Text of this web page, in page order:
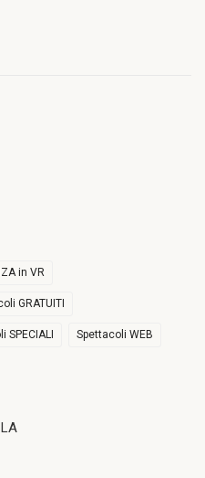
in VR
GRATUITI
SPECIALI Spettacoli WEB